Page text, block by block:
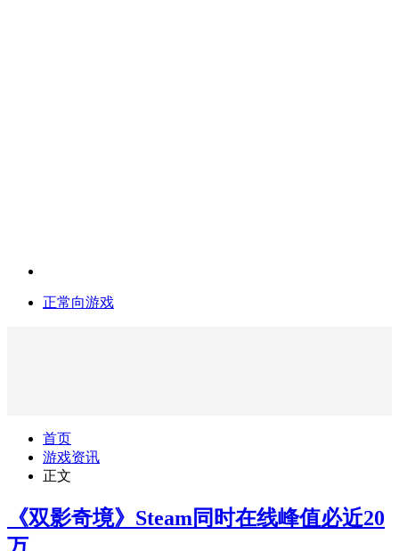
正常向游戏
首页
游戏资讯
正文
《双影奇境》Steam同时在线峰值必近20